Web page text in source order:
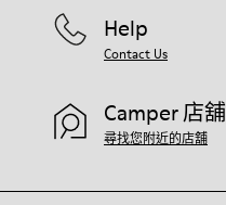
Help
Contact Us
Camper 店舖
尋找您附近的店舖